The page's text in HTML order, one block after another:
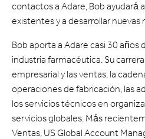
contactos a Adare, Bob ayudará
existentes y a desarrollar
Bob aporta a Adare casi 30 años
industria farmacéutica. Su
empresarial y las ventas, la
operaciones de fabricación, las
los servicios técnicos en
servicios globales. Más
Ventas, US Global Account